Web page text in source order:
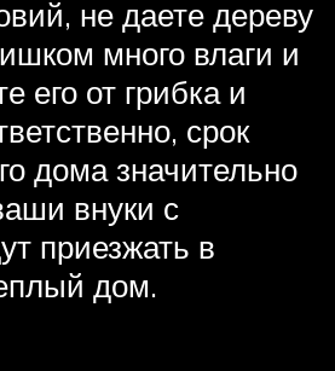
не даете дереву
много влаги и
его от грибка и
срок
дома значительно
внуки с
приезжать в
дом.